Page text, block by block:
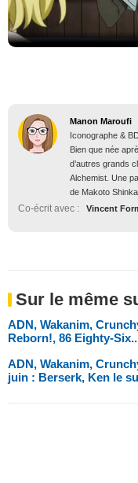
Manon Maroufi
Iconographe &
Bien que née
d’autres grands
Alchemist. Une
de Makoto
Co-écrit avec : Vincent
Sur le même
ADN, Wakanim,
Reborn!, 86 Eighty-
ADN, Wakanim,
juin : Berserk, Ken le